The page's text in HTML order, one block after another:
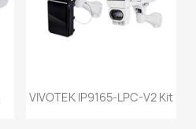
VIVOTEK IP9165-LPC-V2 Kit